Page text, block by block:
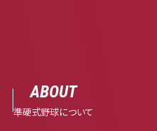
ABOUT
準硬式野球について